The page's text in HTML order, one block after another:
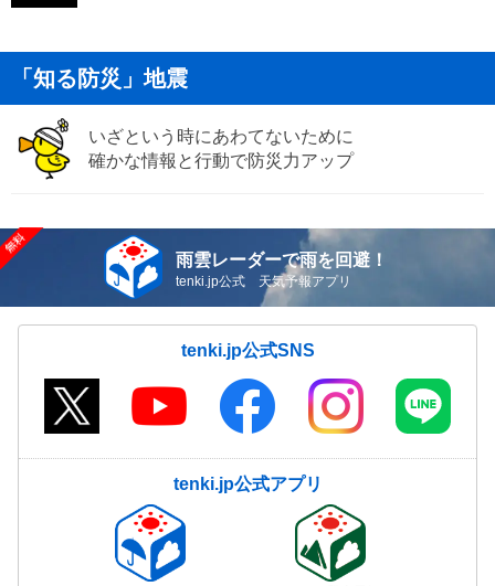
「知る防災」地震
いざという時にあわてないために
確かな情報と行動で防災力アップ
雨雲レーダーで雨を回避！
tenki.jp公式 天気予報アプリ
tenki.jp公式SNS
tenki.jp公式アプリ